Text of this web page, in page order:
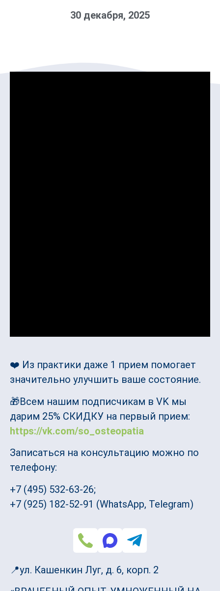
30 декабря, 2025
❤️ Из практики даже 1 прием помогает
значительно улучшить ваше состояние.
🎁Всем нашим подписчикам в VK мы
дарим 25% СКИДКУ на первый прием:
https://vk.com/so_osteopatia
Записаться на консультацию можно по
телефону:
+7 (495) 532-63-26;
+7 (925) 182-52-91 (WhatsApp, Telegram)
📍ул. Кашенкин Луг, д. 6, корп. 2